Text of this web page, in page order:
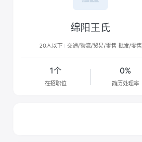
绵阳王氏
20人以下 交通/物流/贸易/零售 批发/零售
1个
在招职位
0%
简历处理率